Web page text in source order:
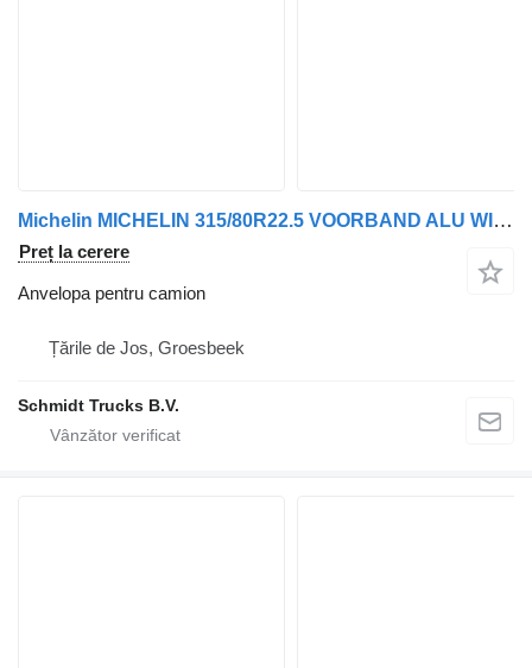
Michelin MICHELIN 315/80R22.5 VOORBAND ALU WIEL 4 X
Preț la cerere
Anvelopa pentru camion
Țările de Jos, Groesbeek
Schmidt Trucks B.V.